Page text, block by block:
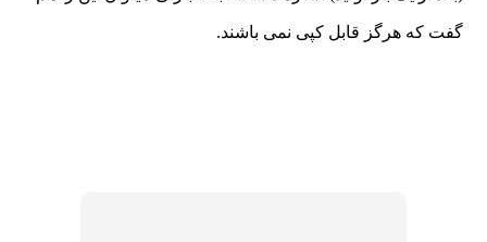
گفت که هرگز قابل کپی نمی باشند.